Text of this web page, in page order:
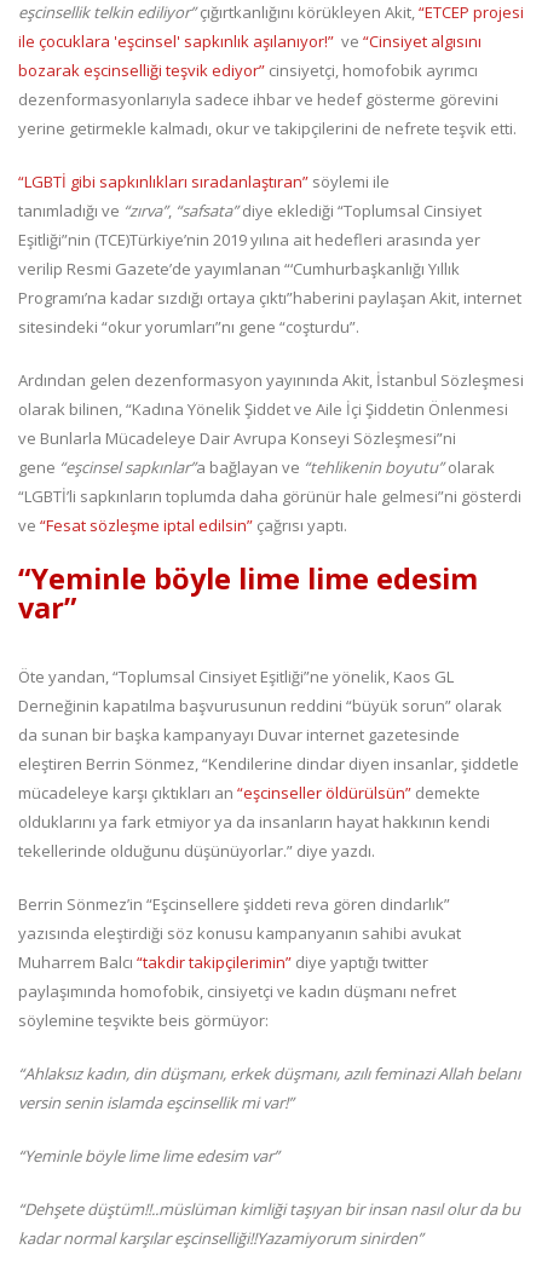
eşcinsellik telkin ediliyor”çığırtkanlığını körükleyen Akit,“ETCEP projesi
ile çocuklara 'eşcinsel' sapkınlık aşılanıyor!” ve “Cinsiyet algısını
bozarak eşcinselliği teşvik ediyor” cinsiyetçi, homofobik ayrımcı
dezenformasyonlarıyla sadece ihbar ve hedef gösterme görevini
yerine getirmekle kalmadı, okur ve takipçilerini de nefrete teşvik etti.
“LGBTİ gibi sapkınlıkları sıradanlaştıran” söylemi ile
tanımladığı ve “zırva”, “safsata”diye eklediği “Toplumsal Cinsiyet
Eşitliği”nin (TCE)Türkiye’nin 2019 yılına ait hedefleri arasında yer
verilip Resmi Gazete’de yayımlanan “‘Cumhurbaşkanlığı Yıllık
Programı’na kadar sızdığı ortaya çıktı”haberini paylaşan Akit, internet
sitesindeki “okur yorumları”nı gene “coşturdu”.
Ardından gelen dezenformasyon yayınında Akit, İstanbul Sözleşmesi
olarak bilinen, “Kadına Yönelik Şiddet ve Aile İçi Şiddetin Önlenmesi
ve Bunlarla Mücadeleye Dair Avrupa Konseyi Sözleşmesi”ni
gene “eşcinsel sapkınlar”a bağlayan ve “tehlikenin boyutu”olarak
“LGBTİ’li sapkınların toplumda daha görünür hale gelmesi”ni gösterdi
ve “Fesat sözleşme iptal edilsin” çağrısı yaptı.
“Yeminle böyle lime lime edesim
var”
Öte yandan, “Toplumsal Cinsiyet Eşitliği”ne yönelik, Kaos GL
Derneğinin kapatılma başvurusunun reddini “büyük sorun” olarak
da sunan bir başka kampanyayı Duvar internet gazetesinde
eleştiren Berrin Sönmez, “Kendilerine dindar diyen insanlar, şiddetle
mücadeleye karşı çıktıkları an “eşcinseller öldürülsün” demekte
olduklarını ya fark etmiyor ya da insanların hayat hakkının kendi
tekellerinde olduğunu düşünüyorlar.” diye yazdı.
Berrin Sönmez’in “Eşcinsellere şiddeti reva gören dindarlık”
yazısında eleştirdiği söz konusu kampanyanın sahibi avukat
Muharrem Balcı “takdir takipçilerimin” diye yaptığı twitter
paylaşımında homofobik, cinsiyetçi ve kadın düşmanı nefret
söylemine teşvikte beis görmüyor:
“Ahlaksız kadın, din düşmanı, erkek düşmanı, azılı feminazi Allah belanı
versin senin islamda eşcinsellik mi var!”
“Yeminle böyle lime lime edesim var”
“Dehşete düştüm!!..müslüman kimliği taşıyan bir insan nasıl olur da bu
kadar normal karşılar eşcinselliği!!Yazamiyorum sinirden”